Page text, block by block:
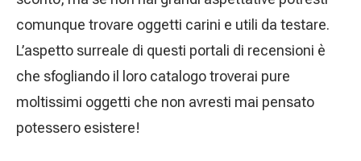
comunque trovare oggetti carini e utili da testare.
L’aspetto surreale di questi portali di recensioni è
che sfogliando il loro catalogo troverai pure
moltissimi oggetti che non avresti mai pensato
potessero esistere!